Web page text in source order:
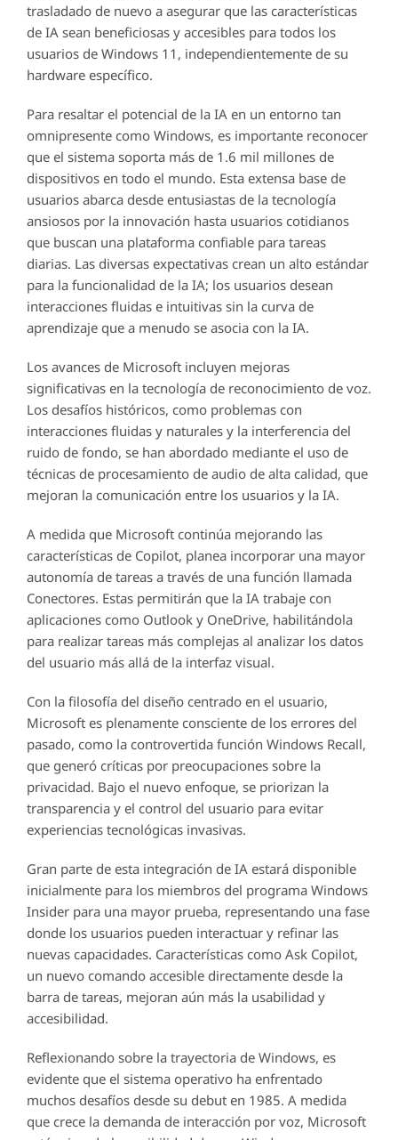
trasladado de nuevo a asegurar que las características
de IA sean beneficiosas y accesibles para todos los
usuarios de Windows 11, independientemente de su
hardware específico.
Para resaltar el potencial de la IA en un entorno tan
omnipresente como Windows, es importante reconocer
que el sistema soporta más de 1.6 mil millones de
dispositivos en todo el mundo. Esta extensa base de
usuarios abarca desde entusiastas de la tecnología
ansiosos por la innovación hasta usuarios cotidianos
que buscan una plataforma confiable para tareas
diarias. Las diversas expectativas crean un alto estándar
para la funcionalidad de la IA; los usuarios desean
interacciones fluidas e intuitivas sin la curva de
aprendizaje que a menudo se asocia con la IA.
Los avances de Microsoft incluyen mejoras
significativas en la tecnología de reconocimiento de voz.
Los desafíos históricos, como problemas con
interacciones fluidas y naturales y la interferencia del
ruido de fondo, se han abordado mediante el uso de
técnicas de procesamiento de audio de alta calidad, que
mejoran la comunicación entre los usuarios y la IA.
A medida que Microsoft continúa mejorando las
características de Copilot, planea incorporar una mayor
autonomía de tareas a través de una función llamada
Conectores. Estas permitirán que la IA trabaje con
aplicaciones como Outlook y OneDrive, habilitándola
para realizar tareas más complejas al analizar los datos
del usuario más allá de la interfaz visual.
Con la filosofía del diseño centrado en el usuario,
Microsoft es plenamente consciente de los errores del
pasado, como la controvertida función Windows Recall,
que generó críticas por preocupaciones sobre la
privacidad. Bajo el nuevo enfoque, se priorizan la
transparencia y el control del usuario para evitar
experiencias tecnológicas invasivas.
Gran parte de esta integración de IA estará disponible
inicialmente para los miembros del programa Windows
Insider para una mayor prueba, representando una fase
donde los usuarios pueden interactuar y refinar las
nuevas capacidades. Características como Ask Copilot,
un nuevo comando accesible directamente desde la
barra de tareas, mejoran aún más la usabilidad y
accesibilidad.
Reflexionando sobre la trayectoria de Windows, es
evidente que el sistema operativo ha enfrentado
muchos desafíos desde su debut en 1985. A medida
que crece la demanda de interacción por voz, Microsoft